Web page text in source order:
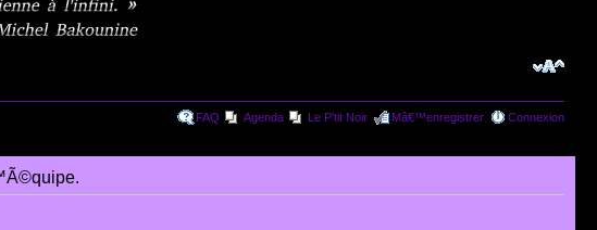
FAQ Agenda Le P'tit Noir Mâ€™enregistrer Connexion